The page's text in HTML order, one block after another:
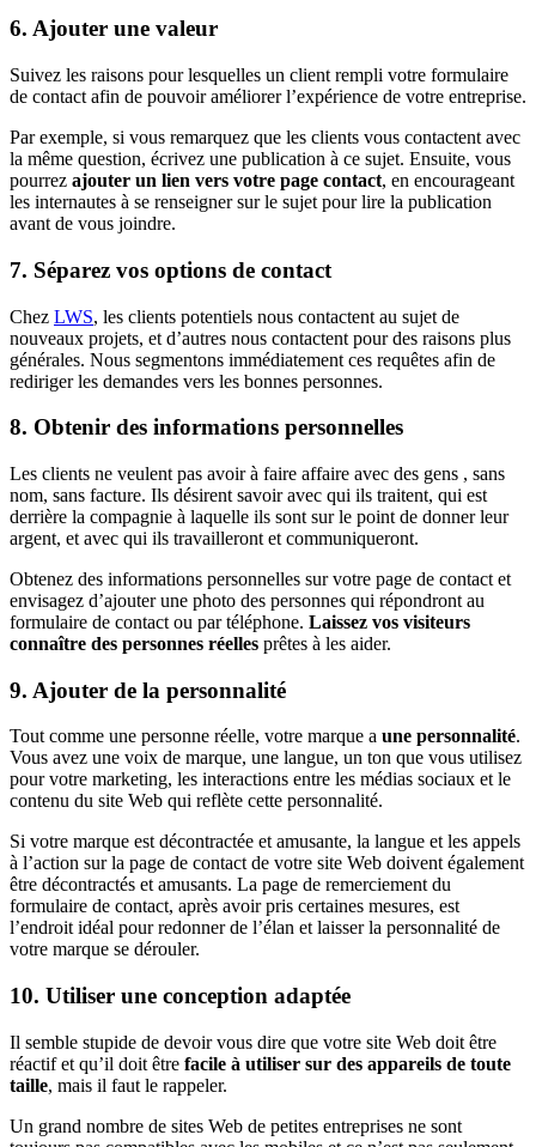
6. Ajouter une valeur
Suivez les raisons pour lesquelles un client rempli votre formulaire
de contact afin de pouvoir améliorer l’expérience de votre entreprise.
Par exemple, si vous remarquez que les clients vous contactent avec
la même question, écrivez une publication à ce sujet. Ensuite, vous
pourrez ajouter un lien vers votre page contact, en encourageant
les internautes à se renseigner sur le sujet pour lire la publication
avant de vous joindre.
7. Séparez vos options de contact
Chez LWS, les clients potentiels nous contactent au sujet de
nouveaux projets, et d’autres nous contactent pour des raisons plus
générales. Nous segmentons immédiatement ces requêtes afin de
rediriger les demandes vers les bonnes personnes.
8. Obtenir des informations personnelles
Les clients ne veulent pas avoir à faire affaire avec des gens , sans
nom, sans facture. Ils désirent savoir avec qui ils traitent, qui est
derrière la compagnie à laquelle ils sont sur le point de donner leur
argent, et avec qui ils travailleront et communiqueront.
Obtenez des informations personnelles sur votre page de contact et
envisagez d’ajouter une photo des personnes qui répondront au
formulaire de contact ou par téléphone. Laissez vos visiteurs
connaître des personnes réelles prêtes à les aider.
9. Ajouter de la personnalité
Tout comme une personne réelle, votre marque a une personnalité.
Vous avez une voix de marque, une langue, un ton que vous utilisez
pour votre marketing, les interactions entre les médias sociaux et le
contenu du site Web qui reflète cette personnalité.
Si votre marque est décontractée et amusante, la langue et les appels
à l’action sur la page de contact de votre site Web doivent également
être décontractés et amusants. La page de remerciement du
formulaire de contact, après avoir pris certaines mesures, est
l’endroit idéal pour redonner de l’élan et laisser la personnalité de
votre marque se dérouler.
10. Utiliser une conception adaptée
Il semble stupide de devoir vous dire que votre site Web doit être
réactif et qu’il doit être facile à utiliser sur des appareils de toute
taille, mais il faut le rappeler.
Un grand nombre de sites Web de petites entreprises ne sont